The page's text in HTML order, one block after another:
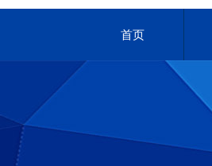
首页